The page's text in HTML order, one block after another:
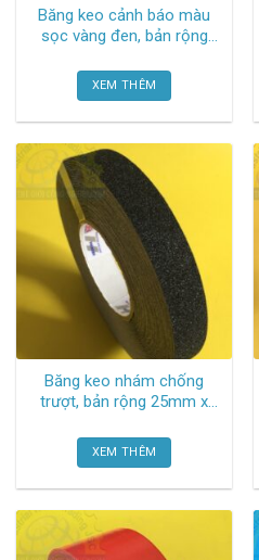
Băng keo cảnh báo màu
sọc vàng đen, bản rộng
0.125mm, màng polyvinyl
chloride, chịu nhiệt từ 4°c
-77°c , sử dụng tốt nhất từ
XEM THÊM
Băng keo nhám chống
trượt, bản rộng 25mm x
43505 Heskins
XEM THÊM